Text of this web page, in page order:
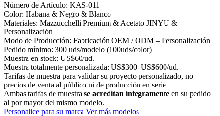
Número de Artículo: KAS-011
Color: Habana & Negro & Blanco
Materiales: Mazzucchelli Premium & Acetato JINYU &
Personalización
Modo de Producción: Fabricación OEM / ODM – Personalización
Pedido mínimo: 300 uds/modelo (100uds/color)
Muestra en stock: US$60/ud.
Muestra totalmente personalizada: US$300–US$600/ud.
Tarifas de muestra para validar su proyecto personalizado, no
precios de venta al público ni de producción en serie.
Ambas tarifas de muestra se acreditan íntegramente en su pedido
al por mayor del mismo modelo.
Personalice para su marca Ver más modelos